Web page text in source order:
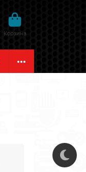
Корзина